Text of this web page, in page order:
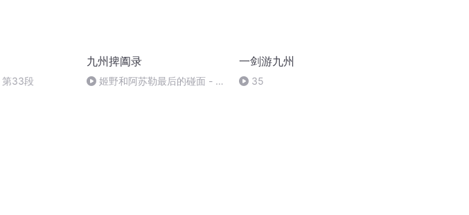
第33段
九州捭阖录
姬野和阿苏勒最后的碰面 - 杂
一剑游九州
35